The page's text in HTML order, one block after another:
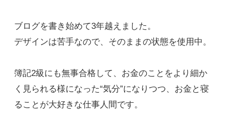
ブログを書き始めて3年越えました。
デザインは苦手なので、そのままの状態を使用中。
簿記2級にも無事合格して、お金のことをより細か
く見られる様になった“気分”になりつつ、お金と寝
ることが大好きな仕事人間です。